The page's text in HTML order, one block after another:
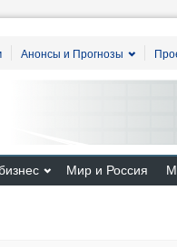
Анонсы и Прогнозы
Мир и Россия